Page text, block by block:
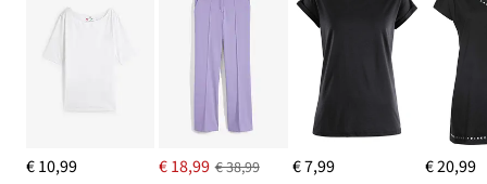
€ 10,99 € 18,99 € 38,99 € 7,99 € 20,99